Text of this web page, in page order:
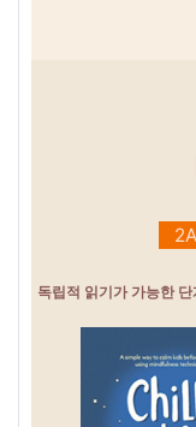
독립적 읽기가 가능한